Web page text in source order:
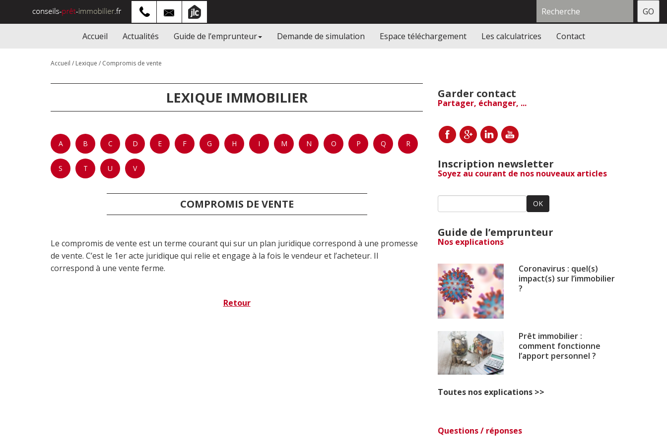
Accueil Actualités Guide de l’emprunteur Demande de simulation Espace téléchargement Les calculatrices Contact
Accueil / Lexique / Compromis de vente
LEXIQUE IMMOBILIER
A B C D E F G H I M N O P Q R
S T U V
COMPROMIS DE VENTE
Le compromis de vente est un terme courant qui sur un plan juridique correspond à une promesse
de vente. C’est le 1er acte juridique qui relie et engage à la fois le vendeur et l’acheteur. Il
correspond à une vente ferme.
Retour
Garder contact
Partager, échanger, ...
Inscription newsletter
Soyez au courant de nos nouveaux articles
OK
Guide de l’emprunteur
Nos explications
Coronavirus : quel(s)
impact(s) sur l’immobilier
?
Prêt immobilier :
comment fonctionne
l’apport personnel ?
Toutes nos explications >>
Questions / réponses